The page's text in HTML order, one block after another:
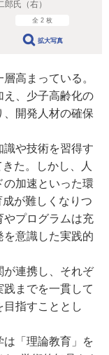
郎氏（右）
全 2 枚
拡大写真
高まっている。
え、少子高齢化の
開発人材の確保
や技術を習得す
た。しかし、人
加速といった環
が難しくなりつ
やプログラムは充
意識した実践的
連携し、それぞ
までを一貫して
指すこととし
「理論教育」を